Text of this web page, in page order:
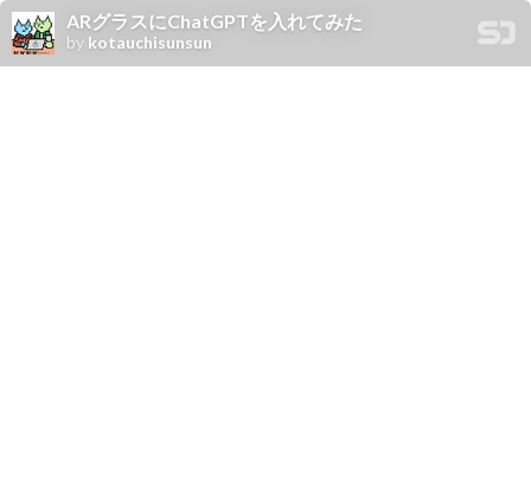
ARグラスにChatGPTを入れてみた
by kotauchisunsun